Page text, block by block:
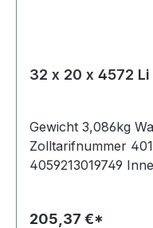
32 x 20 x 4572 Li
Gewicht 3,086kg
Zolltarifnummer
4059213019749
Ausführung
205,37 €*